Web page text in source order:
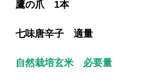
鷹の爪 1本
七味唐辛子 適量
自然栽培玄米 必要量